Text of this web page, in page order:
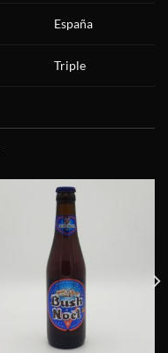
España
Triple